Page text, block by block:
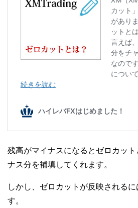
残高がマイナスになるとゼロカッ
ナス分を補填してくれます。
しかし、ゼロカットが反映される
す。